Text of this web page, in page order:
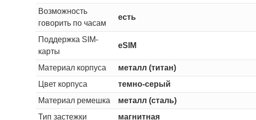
Возможность
говорить по часам
есть
Поддержка SIM-
карты
eSIM
Материал корпуса
металл (титан)
Цвет корпуса
темно-серый
Материал ремешка
металл (сталь)
Тип застежки
магнитная